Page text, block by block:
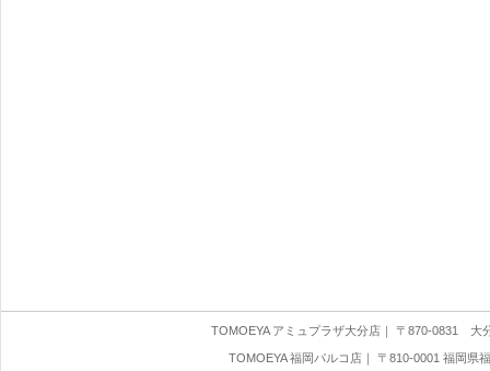
TOMOEYA アミュプラザ大分店 ｜ 〒870-0831 大
TOMOEYA 福岡パルコ店｜ 〒810-0001 福岡県